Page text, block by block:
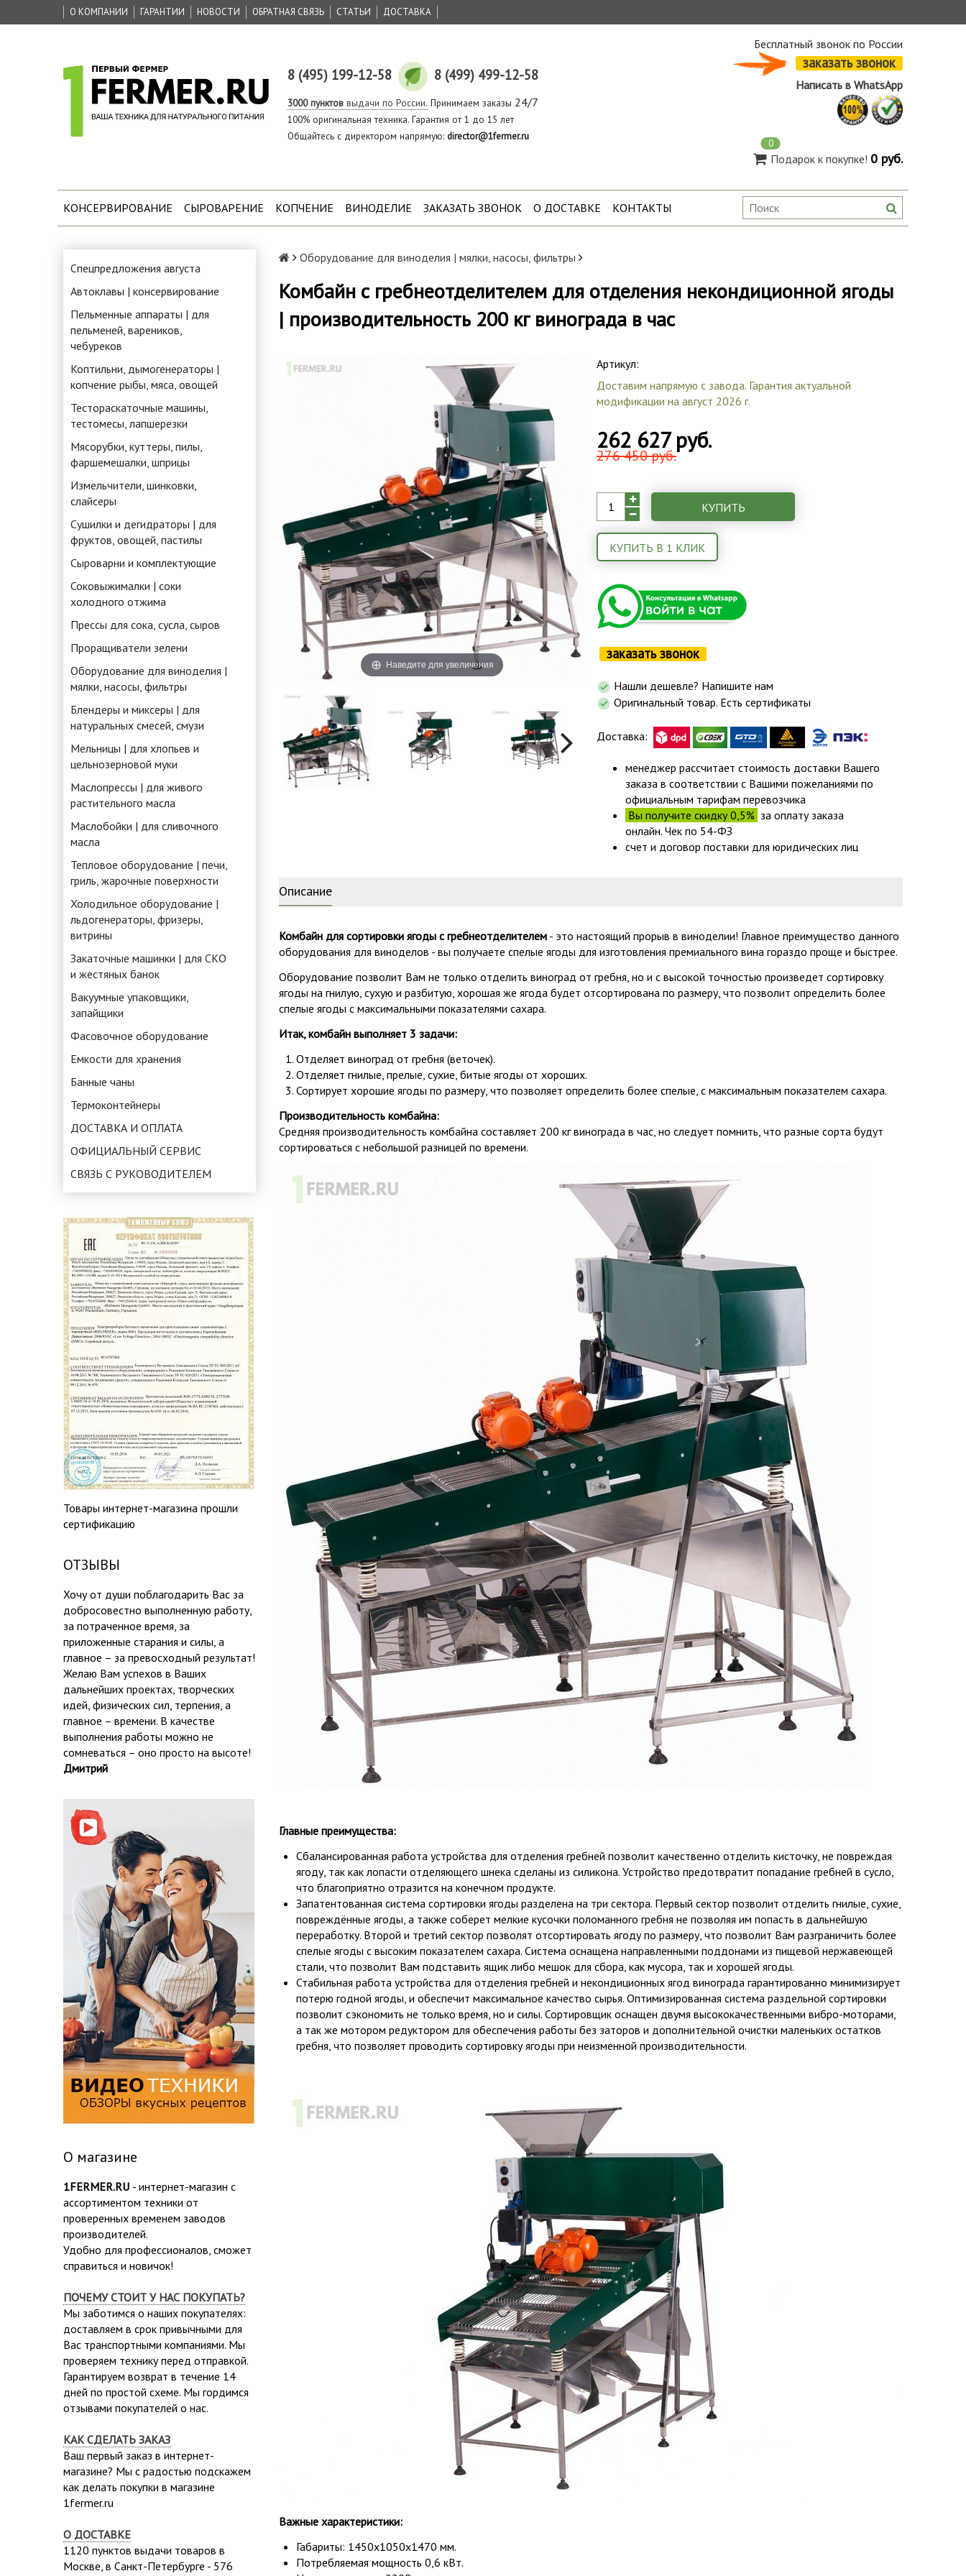
О КОМПАНИИ ГАРАНТИИ НОВОСТИ ОБРАТНАЯ СВЯЗЬ СТАТЬИ ДОСТАВКА
8 (495) 199-12-58 8 (499) 499-12-58
3000 пунктоввыдачи по России. Принимаем заказы 24/7
100% оригинальная техника. Гарантия от 1 до 15 лет
Общайтесь с директором напрямую: director@1fermer.ru
Бесплатный звонок по России
заказать звонок
Написать в WhatsApp
0
Подарок к покупке! 0 руб.
КОНСЕРВИРОВАНИЕ СЫРОВАРЕНИЕ КОПЧЕНИЕ ВИНОДЕЛИЕ ЗАКАЗАТЬ ЗВОНОК О ДОСТАВКЕ КОНТАКТЫ
Спецпредложения августа
Автоклавы | консервирование
Пельменные аппараты | для
пельменей, вареников,
чебуреков
Коптильни, дымогенераторы |
копчение рыбы, мяса, овощей
Тестораскаточные машины,
тестомесы, лапшерезки
Мясорубки, куттеры, пилы,
фаршемешалки, шприцы
Измельчители, шинковки,
слайсеры
Сушилки и дегидраторы | для
фруктов, овощей, пастилы
Сыроварни и комплектующие
Соковыжималки | соки
холодного отжима
Прессы для сока, сусла, сыров
Проращиватели зелени
Оборудование для виноделия |
мялки, насосы, фильтры
Блендеры и миксеры | для
натуральных смесей, смузи
Мельницы | для хлопьев и
цельнозерновой муки
Маслопрессы | для живого
растительного масла
Маслобойки | для сливочного
масла
Тепловое оборудование | печи,
гриль, жарочные поверхности
Холодильное оборудование |
льдогенераторы, фризеры,
витрины
Закаточные машинки | для СКО
и жестяных банок
Вакуумные упаковщики,
запайщики
Фасовочное оборудование
Емкости для хранения
Банные чаны
Термоконтейнеры
ДОСТАВКА И ОПЛАТА
ОФИЦИАЛЬНЫЙ СЕРВИС
СВЯЗЬ С РУКОВОДИТЕЛЕМ
Товары интернет-магазина прошли
сертификацию
ОТЗЫВЫ
Хочу от души поблагодарить Вас за
добросовестно выполненную работу,
за потраченное время, за
приложенные старания и силы, а
главное – за превосходный результат!
Желаю Вам успехов в Ваших
дальнейших проектах, творческих
идей, физических сил, терпения, а
главное – времени. В качестве
выполнения работы можно не
сомневаться – оно просто на высоте!
Дмитрий
О магазине
1FERMER.RU - интернет-магазин с
ассортиментом техники от
проверенных временем заводов
производителей.
Удобно для профессионалов, сможет
справиться и новичок!
ПОЧЕМУ СТОИТ У НАС ПОКУПАТЬ?
Мы заботимся о наших покупателях:
доставляем в срок привычными для
Вас транспортными компаниями. Мы
проверяем технику перед отправкой.
Гарантируем возврат в течение 14
дней по простой схеме. Мы гордимся
отзывами покупателей о нас.
КАК СДЕЛАТЬ ЗАКАЗ
Ваш первый заказ в интернет-
магазине? Мы с радостью подскажем
как делать покупки в магазине
1fermer.ru
О ДОСТАВКЕ
1120 пунктов выдачи товаров в
Москве, в Санкт-Петербурге - 576
Оборудование для виноделия | мялки, насосы, фильтры
Комбайн с гребнеотделителем для отделения некондиционной ягоды
| производительность 200 кг винограда в час
Наведите для увеличения
Артикул:
Доставим напрямую с завода. Гарантия актуальной
модификации на август 2026 г.
262 627 руб.
276 450 руб.
КУПИТЬ
КУПИТЬ В 1 КЛИК
заказать звонок
Нашли дешевле? Напишите нам
Оригинальный товар. Есть сертификаты
Доставка:
менеджер рассчитает стоимость доставки Вашего
заказа в соответствии с Вашими пожеланиями по
официальным тарифам перевозчика
Вы получите скидку 0,5% за оплату заказа
онлайн. Чек по 54-ФЗ
счет и договор поставки для юридических лиц
Описание
Комбайн для сортировки ягоды с гребнеотделителем - это настоящий прорыв в виноделии! Главное преимущество данного
оборудования для виноделов - вы получаете спелые ягоды для изготовления премиального вина гораздо проще и быстрее.
Оборудование позволит Вам не только отделить виноград от гребня, но и с высокой точностью произведет сортировку
ягоды на гнилую, сухую и разбитую, хорошая же ягода будет отсортирована по размеру, что позволит определить более
спелые ягоды с максимальными показателями сахара.
Итак, комбайн выполняет 3 задачи:
Отделяет виноград от гребня (веточек).
Отделяет гнилые, прелые, сухие, битые ягоды от хороших.
Сортирует хорошие ягоды по размеру, что позволяет определить более спелые, с максимальным показателем сахара.
Производительность комбайна:
Средняя производительность комбайна составляет 200 кг винограда в час, но следует помнить, что разные сорта будут
сортироваться с небольшой разницей по времени.
Главные преимущества:
Сбалансированная работа устройства для отделения гребней позволит качественно отделить кисточку, не повреждая
ягоду, так как лопасти отделяющего шнека сделаны из силикона. Устройство предотвратит попадание гребней в сусло,
что благоприятно отразится на конечном продукте.
Запатентованная система сортировки ягоды разделена на три сектора. Первый сектор позволит отделить гнилые, сухие,
повреждённые ягоды, а также соберет мелкие кусочки поломанного гребня не позволяя им попасть в дальнейшую
переработку. Второй и третий сектор позволят отсортировать ягоду по размеру, что позволит Вам разграничить более
спелые ягоды с высоким показателем сахара. Система оснащена направленными поддонами из пищевой нержавеющей
стали, что позволит Вам подставить ящик либо мешок для сбора, как мусора, так и хорошей ягоды.
Стабильная работа устройства для отделения гребней и некондиционных ягод винограда гарантированно минимизирует
потерю годной ягоды, и обеспечит максимальное качество сырья. Оптимизированная система раздельной сортировки
позволит сэкономить не только время, но и силы. Сортировщик оснащен двумя высококачественными вибро-моторами,
а так же мотором редуктором для обеспечения работы без заторов и дополнительной очистки маленьких остатков
гребня, что позволяет проводить сортировку ягоды при неизменной производительности.
Важные характеристики:
Габариты: 1450х1050х1470 мм.
Потребляемая мощность 0,6 кВт.